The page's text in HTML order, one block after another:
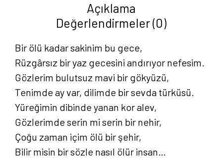
Açıklama
Değerlendirmeler (0)
Bir ölü kadar sakinim bu gece,
Rüzgârsız bir yaz gecesini andırıyor nefesim.
Gözlerim bulutsuz mavi bir gökyüzü,
Tenimde ay var, dilimde bir sevda türküsü.
Yüreğimin dibinde yanan kor alev,
Gözlerimde serin mi serin bir nehir,
Çoğu zaman içim ölü bir şehir,
Bilir misin bir sözle nasıl ölür insan…